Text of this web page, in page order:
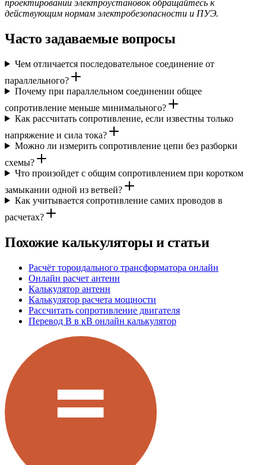
проектировании электроустановок обращайтесь к
действующим нормам электробезопасности и ПУЭ.
Часто задаваемые вопросы
Чем отличается последовательное соединение от
параллельного?
Почему при параллельном соединении общее
сопротивление меньше минимального?
Как рассчитать сопротивление, если известны только
напряжение и сила тока?
Можно ли измерить сопротивление цепи без разборки
схемы?
Что произойдет с общим сопротивлением при коротком
замыкании одной из ветвей?
Как учитывается сопротивление самих проводов в
расчетах?
Похожие калькуляторы и статьи
Расчёт тороидального трансформатора онлайн
Онлайн расчет антенн
Калькулятор антенн
Калькулятор расчета мощности
Рассчитать сопротивление двигателя
Перевод В в кВ онлайн калькулятор